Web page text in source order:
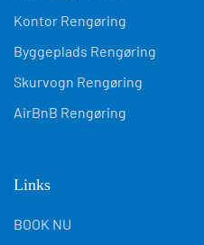
Kontor Rengøring
Byggeplads Rengøring
Skurvogn Rengøring
AirBnB Rengøring
Links
BOOK NU